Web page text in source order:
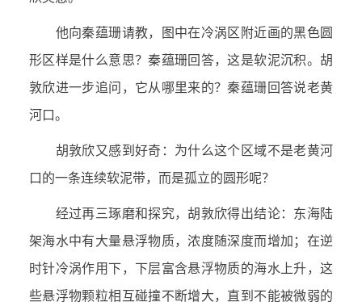
他向秦蕴珊请教，图中在冷涡区附近画的黑色圆
形区样是什么意思？秦蕴珊回答，这是软泥沉积。胡
敦欣进一步追问，它从哪里来的？秦蕴珊回答说老黄
河口。
胡敦欣又感到好奇：为什么这个区域不是老黄河
口的一条连续软泥带，而是孤立的圆形呢？
经过再三琢磨和探究，胡敦欣得出结论：东海陆
架海水中有大量悬浮物质，浓度随深度而增加；在逆
时针冷涡作用下，下层富含悬浮物质的海水上升，这
些悬浮物颗粒相互碰撞不断增大，直到不能被微弱的